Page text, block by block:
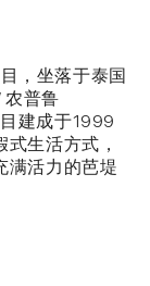
，坐落于泰国
农普鲁
目建成于1999
生活方式，
满活力的芭堤